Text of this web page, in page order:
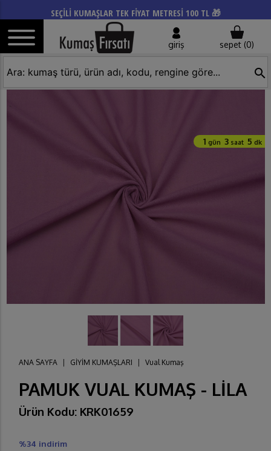
SEÇİLİ KUMAŞLAR TEK FİYAT METRESİ 100 TL 🎁
giriş sepet (0)
search
1 gün 3saat 5 dk
ANA SAYFA GİYİM KUMAŞLARI Vual Kumaş
PAMUK VUAL KUMAŞ - LİLA
Ürün Kodu: KRK01659
%34 indirim